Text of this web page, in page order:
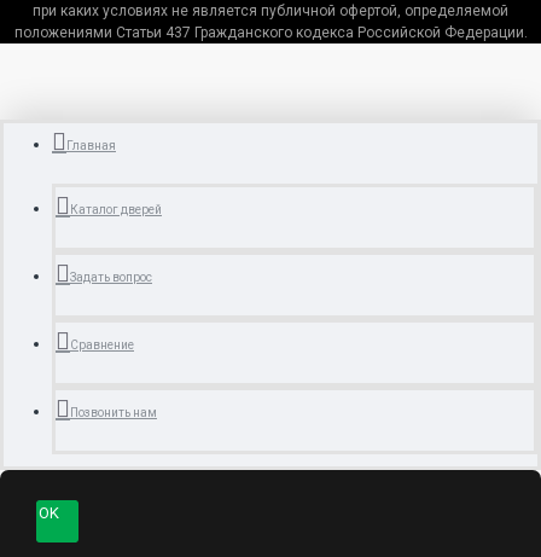
при каких условиях не является публичной офертой, определяемой
положениями Статьи 437 Гражданского кодекса Российской Федерации.
Главная
Каталог дверей
Задать вопрос
Сравнение
Позвонить нам
OK